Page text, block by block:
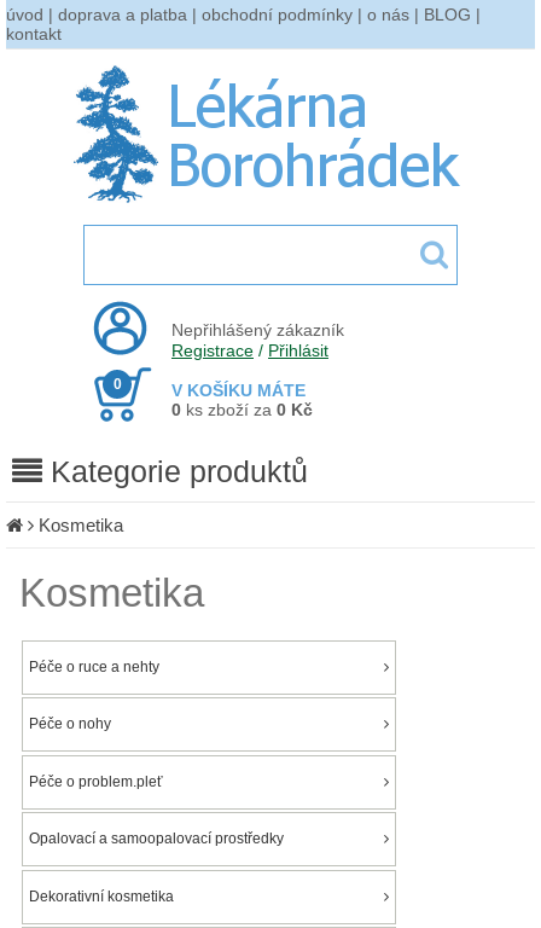
úvod | doprava a platba | obchodní podmínky | o nás | BLOG |
kontakt
Nepřihlášený zákazník
Registrace / Přihlásit
V KOŠÍKU MÁTE
0
0 ks zboží za 0 Kč
Kategorie produktů
Kosmetika
Kosmetika
Péče o ruce a nehty
Péče o nohy
Péče o problem.pleť
Opalovací a samoopalovací prostředky
Dekorativní kosmetika